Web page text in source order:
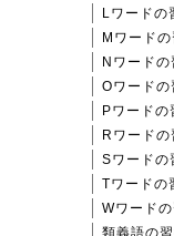
Lワードの
Mワード
Nワードの
Oワードの
Pワードの
Rワードの
Sワードの
Tワードの
Wワード
類義語の